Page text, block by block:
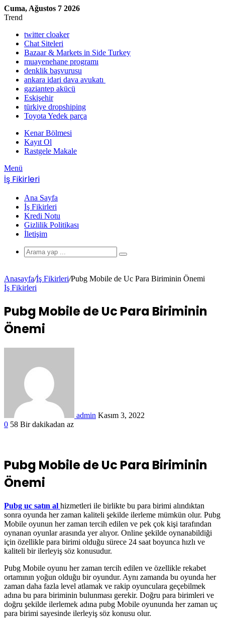
Cuma, Ağustos 7 2026
Trend
twitter cloaker
Chat Siteleri
Bazaar & Markets in Side Turkey
muayenehane programı
denklik başvurusu
ankara idari dava avukatı
gaziantep akücü
Eskişehir
türkiye dropshiping
Toyota Yedek parça
Kenar Bölmesi
Kayıt Ol
Rastgele Makale
Menü
İş Fikirleri
Ana Sayfa
İş Fikirleri
Kredi Notu
Gizlilik Politikası
İletişim
Anasayfa/İş Fikirleri/Pubg Mobile de Uc Para Biriminin Önemi
İş Fikirleri
Pubg Mobile de Uc Para Biriminin
Önemi
admin Kasım 3, 2022
0 58 Bir dakikadan az
Pubg Mobile de Uc Para Biriminin
Önemi
Pubg uc satın al hizmetleri ile birlikte bu para birimi alındıktan
sonra oyunda her zaman kaliteli şekilde ilerleme mümkün olur. Pubg
Mobile oyunun her zaman tercih edilen ve pek çok kişi tarafından
oynanan oyunlar arasında yer alıyor. Online şekilde oynanabildiği
için özellikle para birimi olduğu sürece 24 saat boyunca hızlı ve
kaliteli bir ilerleyiş söz konusudur.
Pubg Mobile oyunu her zaman tercih edilen ve özellikle rekabet
ortamının yoğun olduğu bir oyundur. Aynı zamanda bu oyunda her
zaman daha fazla level atlamak ve rakip oyunculara geçebilmek
adına bu para biriminin bulunması gerekir. Doğru para birimleri ve
doğru şekilde ilerlemek adına pubg Mobile oyununda her zaman uç
para birimi sayesinde ilerleyiş söz konusu olur.